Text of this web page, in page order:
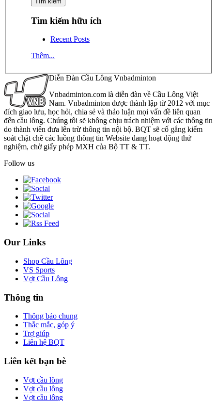
Tìm kiếm hữu ích
Recent Posts
Thêm...
Diễn Đàn Cầu Lông Vnbadminton
Vnbadminton.com là diễn đàn về Cầu Lông Việt
Nam. Vnbadminton được thành lập từ 2012 với mục
đích giao lưu, học hỏi, chia sẻ và thảo luận mọi vấn đề liên quan
đến cầu lông. Chúng tôi sẽ không chịu trách nhiệm với các thông tin
do thành viên đưa lên trừ thông tin nội bộ. BQT sẽ cố gắng kiểm
soát chặt chẽ các luồng thông tin Website đang hoạt động thử
nghiệm, chờ giấy phép MXH của Bộ TT & TT.
Follow us
Our Links
Shop Cầu Lông
VS Sports
Vợt Cầu Lông
Thông tin
Thông báo chung
Thắc mắc, góp ý
Trợ giúp
Liên hệ BQT
Liên kết bạn bè
Vợt cầu lông
Vợt cầu lông
Vợt cầu lông